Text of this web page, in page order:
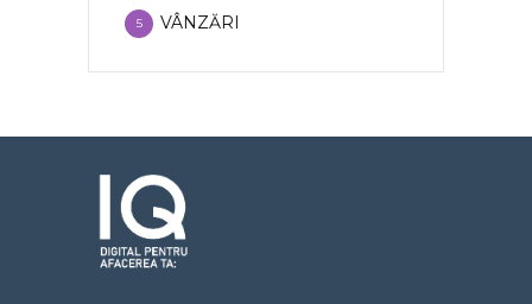
VÂNZĂRI
5